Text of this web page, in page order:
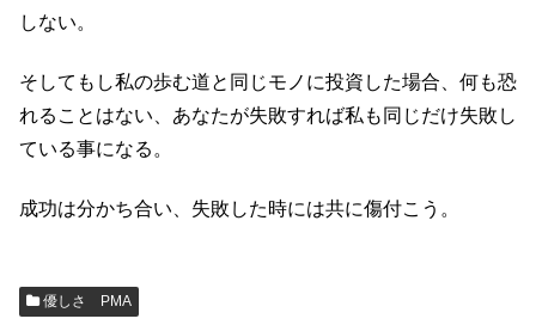
しない。
そしてもし私の歩む道と同じモノに投資した場合、何も恐
れることはない、あなたが失敗すれば私も同じだけ失敗し
ている事になる。
成功は分かち合い、失敗した時には共に傷付こう。
優しさ PMA